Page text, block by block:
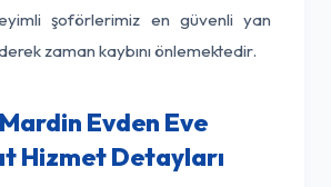
şoförlerimiz en güvenli yan
zaman kaybını önlemektedir.
Evden Eve
Hizmet Detayları